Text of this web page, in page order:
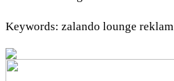
Keywords: zalando lounge reklam